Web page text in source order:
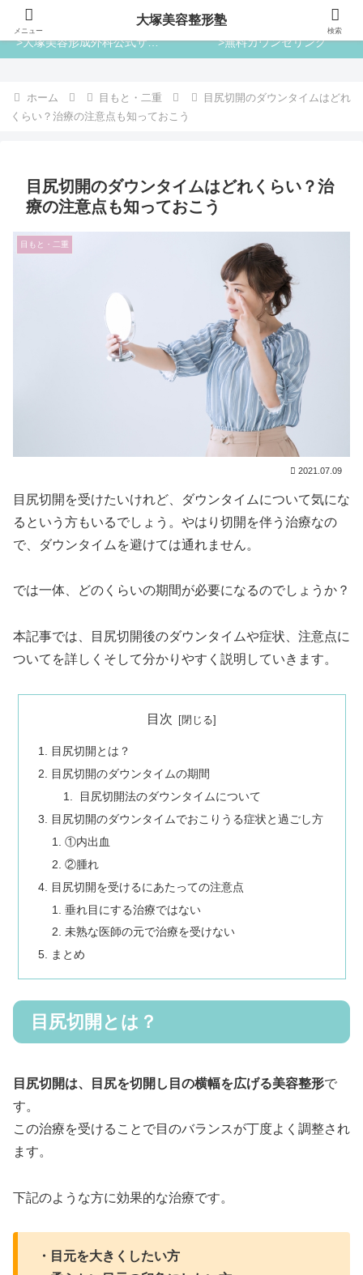
大塚美容整形塾
>大塚美容形成外科公式サイト >無料カウンセリング
ホーム 目もと・二重
目尻切開のダウンタイムはどれ
くらい？治療の注意点も知っておこう
目尻切開のダウンタイムはどれくらい？治
療の注意点も知っておこう
目もと・二重
2021.07.09
目尻切開を受けたいけれど、ダウンタイムについて気にな
るという方もいるでしょう。やはり切開を伴う治療なの
で、ダウンタイムを避けては通れません。
では一体、どのくらいの期間が必要になるのでしょうか？
本記事では、目尻切開後のダウンタイムや症状、注意点に
ついてを詳しくそして分かりやすく説明していきます。
目次
目尻切開とは？
目尻切開のダウンタイムの期間
目尻切開法のダウンタイムについて
目尻切開のダウンタイムでおこりうる症状と過ごし方
①内出血
②腫れ
目尻切開を受けるにあたっての注意点
垂れ目にする治療ではない
未熟な医師の元で治療を受けない
まとめ
目尻切開とは？
目尻切開は、目尻を切開し目の横幅を広げる美容整形で
す。
この治療を受けることで目のバランスが丁度よく調整され
ます。
下記のような方に効果的な治療です。
・目元を大きくしたい方
メニュー
大塚美容整形塾
検索